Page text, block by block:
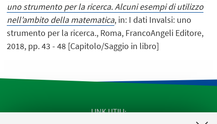
uno strumento per la ricerca. Alcuni esempi di utilizzo
nell’ambito della matematica, in: I dati Invalsi: uno
strumento per la ricerca., Roma, FrancoAngeli Editore,
2018, pp. 43 - 48 [Capitolo/Saggio in libro]
LINK UTILI